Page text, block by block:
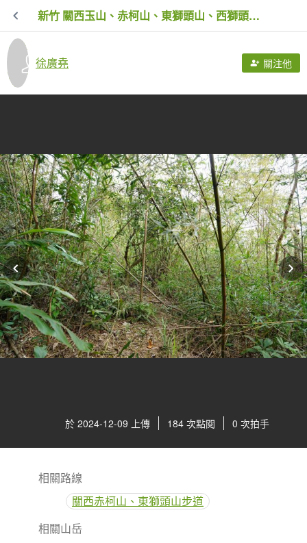
新竹 關西玉山、赤柯山、東獅頭山、西獅頭山、馬福山
徐廣堯 關注他
於 2024-12-09 上傳 184 次點閱 0 次拍手
相關路線
關西赤柯山、東獅頭山步道
相關山岳